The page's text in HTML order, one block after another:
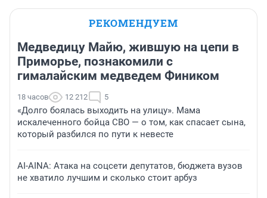
РЕКОМЕНДУЕМ
Медведицу Майю, жившую на цепи в
Приморье, познакомили с
гималайским медведем Фиником
18 часов 12 212 5
«Долго боялась выходить на улицу». Мама
искалеченного бойца СВО — о том, как спасает сына,
который разбился по пути к невесте
AI-AINA: Атака на соцсети депутатов, бюджета вузов
не хватило лучшим и сколько стоит арбуз